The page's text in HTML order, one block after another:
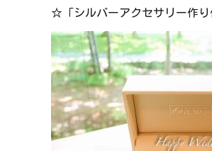
☆「シルバーアクセサリー作り